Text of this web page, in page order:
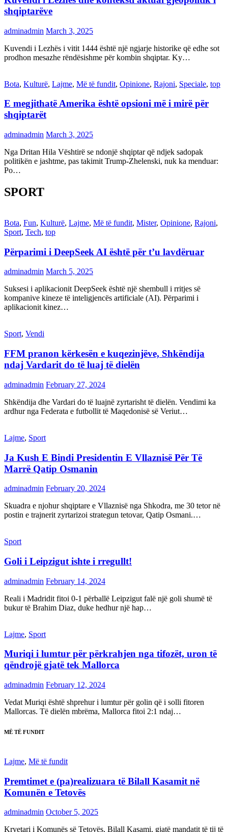
shqiptarëve
adminadmin March 3, 2025
Kuvendi i Lezhës i vitit 1444 është një ngjarje historike që edhe sot
prodhon mesazhe rëndësishme për kombin shqiptar. Ky…
Bota, Kulturë, Lajme, Më të fundit, Opinione, Rajoni, Speciale, top
E megjithatë Amerika është opsioni më i mirë për
shqiptarët
adminadmin March 3, 2025
Nga Dritan Hila Vështirë se ndonjë shqiptar që ndjek sadopak
politikën e jashtme, pas takimit Trump-Zhelenski, nuk ka menduar:
Po…
SPORT
Bota, Fun, Kulturë, Lajme, Më të fundit, Mister, Opinione, Rajoni,
Sport, Tech, top
Përparimi i DeepSeek AI është për t’u lavdëruar
adminadmin March 5, 2025
Suksesi i aplikacionit DeepSeek është një shembull i rritjes së
kompanive kineze të inteligjencës artificiale (AI). Përparimi i
aplikacionit kinez…
Sport, Vendi
FFM pranon kërkesën e kuqezinjëve, Shkëndija
ndaj Vardarit do të luaj të dielën
adminadmin February 27, 2024
Shkëndija dhe Vardari do të luajnë zyrtarisht të dielën. Vendimi ka
ardhur nga Federata e futbollit të Maqedonisë së Veriut…
Lajme, Sport
Ja Kush E Bindi Presidentin E Vllaznisë Për Të
Marrë Qatip Osmanin
adminadmin February 20, 2024
Skuadra e njohur shqiptare e Vllaznisë nga Shkodra, me 30 tetor në
postin e trajnerit zyrtarizoi strategun tetovar, Qatip Osmani.…
Sport
Goli i Leipzigut ishte i rregullt!
adminadmin February 14, 2024
Reali i Madridit fitoi 0-1 përballë Leipzigut falë një goli shumë të
bukur të Brahim Diaz, duke hedhur një hap…
Lajme, Sport
Muriqi i lumtur për përkrahjen nga tifozët, uron të
qëndrojë gjatë tek Mallorca
adminadmin February 12, 2024
Vedat Muriqi është shprehur i lumtur për golin që i solli fitoren
Mallorcas. Të dielën mbrëma, Mallorca fitoi 2:1 ndaj…
MË TË FUNDIT
Lajme, Më të fundit
Premtimet e (pa)realizuara të Bilall Kasamit në
Komunën e Tetovës
adminadmin October 5, 2025
Kryetari i Komunës së Tetovës, Bilall Kasami, gjatë mandatit të tij të